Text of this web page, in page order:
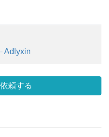
Adlyxin
頼する